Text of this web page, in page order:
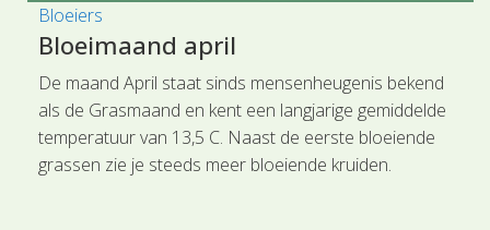
Bloeiers
Bloeimaand april
De maand April staat sinds mensenheugenis bekend
als de Grasmaand en kent een langjarige gemiddelde
temperatuur van 13,5 C. Naast de eerste bloeiende
grassen zie je steeds meer bloeiende kruiden.